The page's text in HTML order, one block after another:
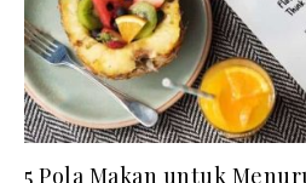
5 Pola Makan untuk